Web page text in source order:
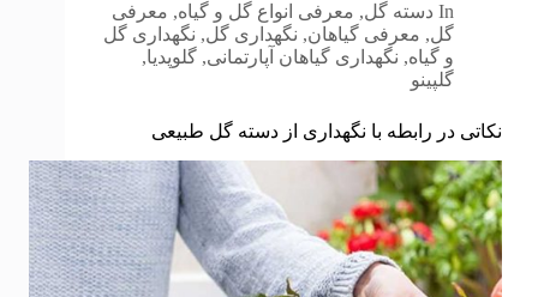
In دسته گل, معرفی انواع گل و گیاه, معرفی
گل, معرفی گیاهان, نگهداری گل, نگهداری گل
و گیاه, نگهداری گیاهان آپارتمانی, گلوپدیا,
گلپینو
نکاتی در رابطه با نگهداری از دسته گل طبیعی